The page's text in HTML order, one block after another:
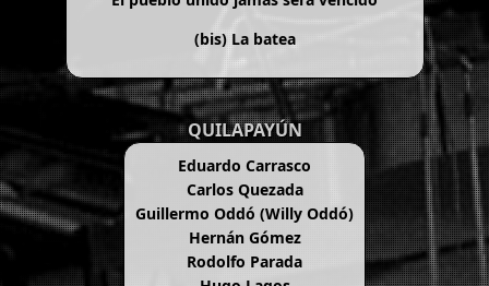
(bis) La batea
QUILAPAYÚN
Eduardo Carrasco
Carlos Quezada
Guillermo Oddó (Willy Oddó)
Hernán Gómez
Rodolfo Parada